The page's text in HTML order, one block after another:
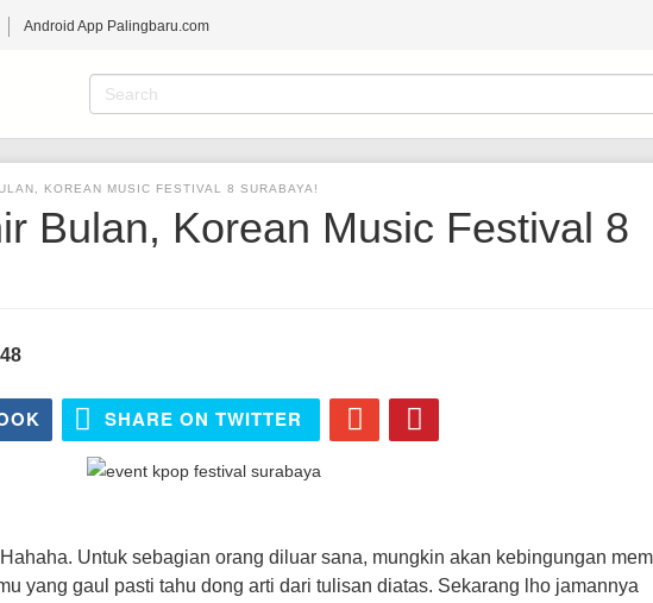
Android App Palingbaru.com
Search
form
KOREAN MUSIC FESTIVAL 8 SURABAYA!
Bulan, Korean Music Festival 8
SHARE ON TWITTER
Untuk sebagian orang diluar sana, mungkin akan kebingungan
yang gaul pasti tahu dong arti dari tulisan diatas. Sekarang lho jamannya